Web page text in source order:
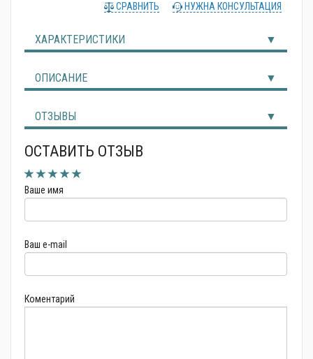
СРАВНИТЬ НУЖНА КОНСУЛЬТАЦИЯ
ХАРАКТЕРИСТИКИ
ОПИСАНИЕ
ОТЗЫВЫ
ОСТАВИТЬ ОТЗЫВ
Ваше имя
Ваш e-mail
Коментарий